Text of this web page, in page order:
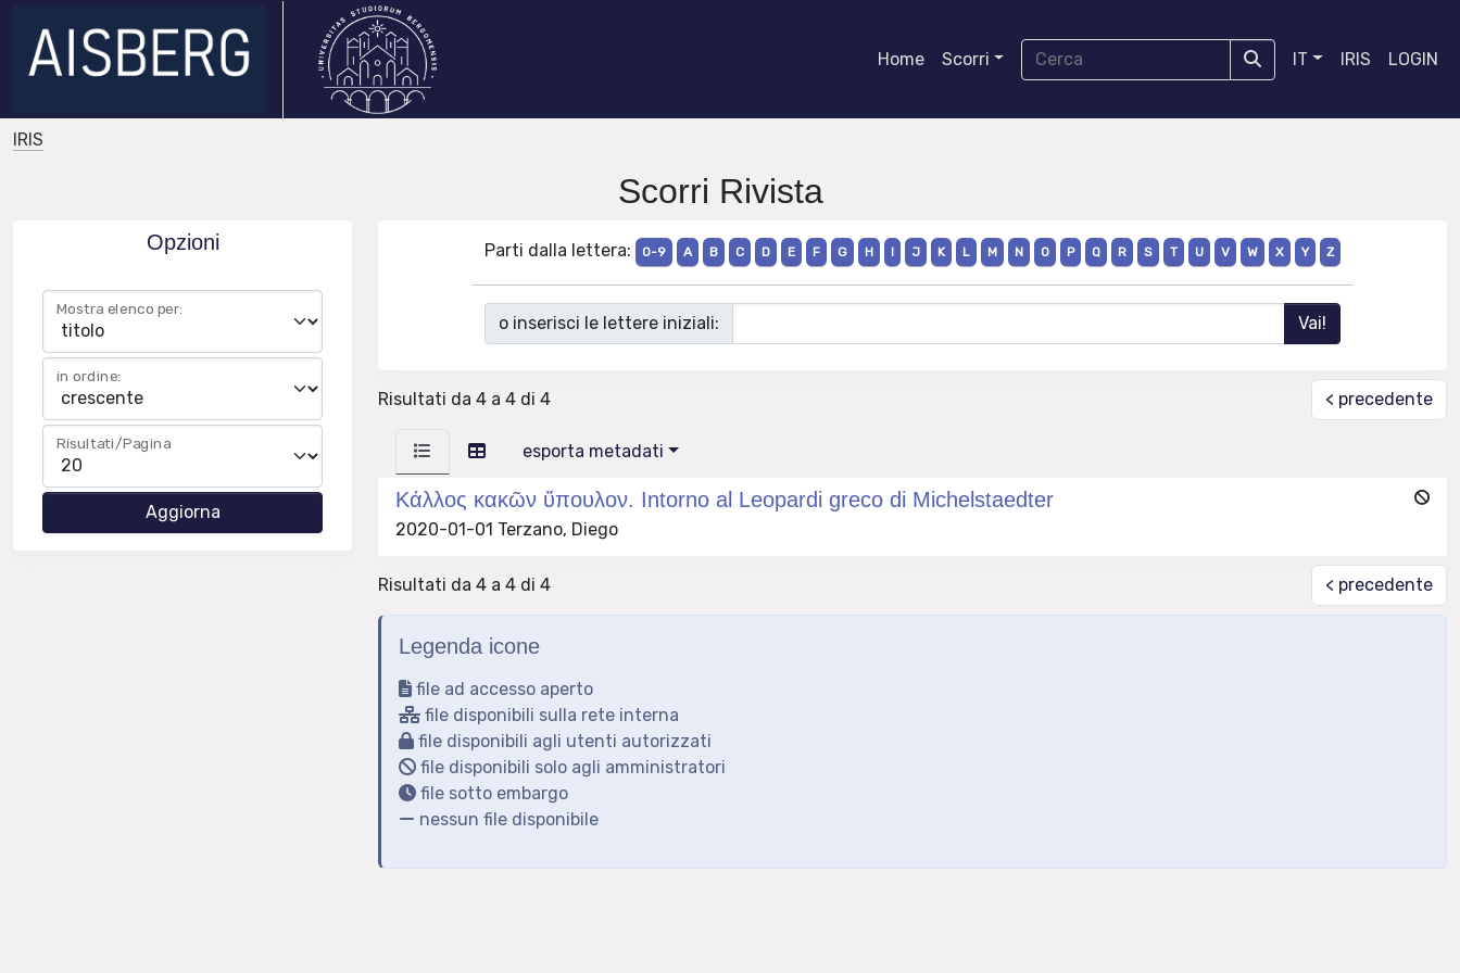
Home Scorri IT IRIS LOGIN
IRIS
Scorri Rivista
Opzioni
Mostra elenco per:
in ordine:
Risultati/Pagina
Parti dalla lettera: 0-9 A B C D E F G H I J K L M N O P Q R S T U V W X Y Z
o inserisci le lettere iniziali:
Risultati da 4 a 4 di 4 < precedente
esporta metadati
Κάλλος κακῶν ὕπουλον. Intorno al Leopardi greco di Michelstaedter
2020-01-01 Terzano, Diego
Risultati da 4 a 4 di 4 < precedente
Legenda icone
file ad accesso aperto
file disponibili sulla rete interna
file disponibili agli utenti autorizzati
file disponibili solo agli amministratori
file sotto embargo
nessun file disponibile